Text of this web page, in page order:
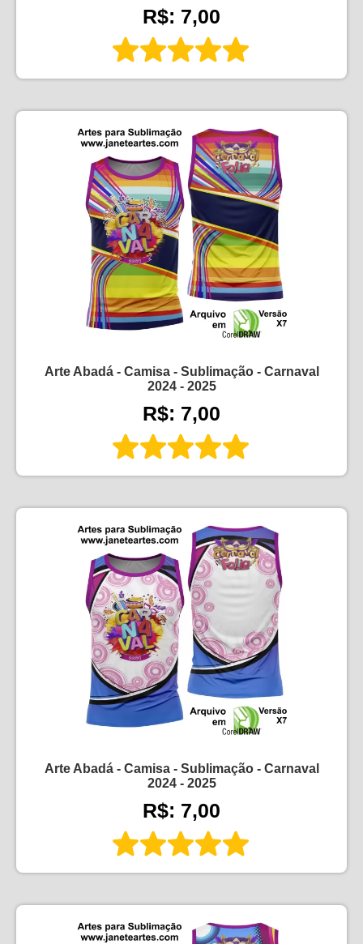
R$: 7,00
Arte Abadá - Camisa - Sublimação - Carnaval
2024 - 2025
R$: 7,00
Arte Abadá - Camisa - Sublimação - Carnaval
2024 - 2025
R$: 7,00